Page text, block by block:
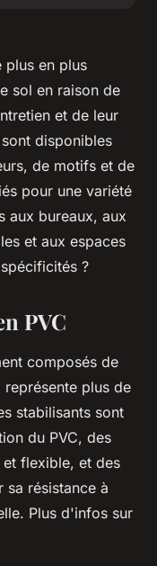
plus en plus
sol en raison de
et de leur
disponibles
de motifs et de
pour une variété
aux bureaux, aux
et aux espaces
?
PVC
composés de
plus de
stabilisants sont
du PVC, des
flexible, et des
sa résistance à
Plus d'infos sur